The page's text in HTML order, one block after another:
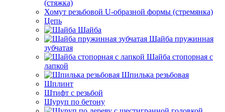
(стяжка)
Хомут резьбовой U-образной формы (стремянка)
Цепь
Шайба
Шайба пружинная
зубчатая
Шайба стопорная с
лапкой
Шпилька резьбовая
Шплинт
Штифт с резьбой
Шуруп по бетону